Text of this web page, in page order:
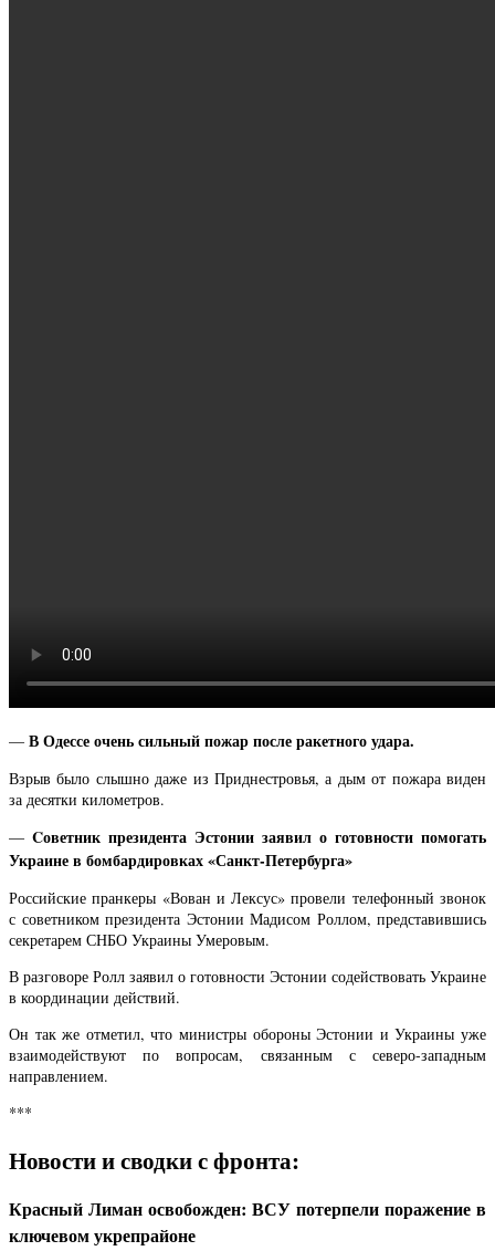
— В Одессе очень сильный пожар после ракетного удара.
Взрыв было слышно даже из Приднестровья, а дым от пожара виден
за десятки километров.
— Cоветник президента Эстонии заявил о готовности помогать
Украине в бомбардировках «Санкт-Петербурга»
Российские пранкеры «Вован и Лексус» провели телефонный звонок
с советником президента Эстонии Мадисом Роллом, представившись
секретарем СНБО Украины Умеровым.
В разговоре Ролл заявил о готовности Эстонии содействовать Украине
в координации действий.
Он так же отметил, что министры обороны Эстонии и Украины уже
взаимодействуют по вопросам, связанным с северо-западным
направлением.
***
Новости и сводки с фронта:
Красный Лиман освобожден: ВСУ потерпели поражение в
ключевом укрепрайоне